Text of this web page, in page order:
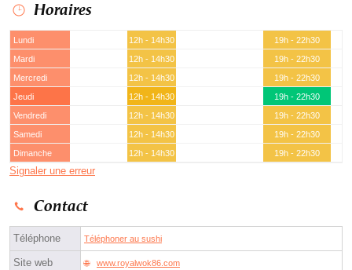
Horaires
Lundi 12h - 14h30
19h - 22h30
Mardi
12h - 14h30
19h - 22h30
Mercredi
12h - 14h30
19h - 22h30
Jeudi
12h - 14h30
19h - 22h30
Vendredi
12h - 14h30
19h - 22h30
Samedi
12h - 14h30
19h - 22h30
Dimanche
12h - 14h30 19h - 22h30
Signaler une erreur
Contact
Téléphone Téléphoner au sushi
Site web www.royalwok86.com